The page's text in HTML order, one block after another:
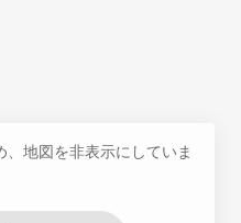
地図を非表示にしていま